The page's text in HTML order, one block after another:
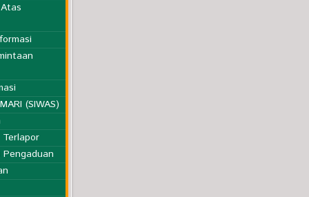
(SIWAS)